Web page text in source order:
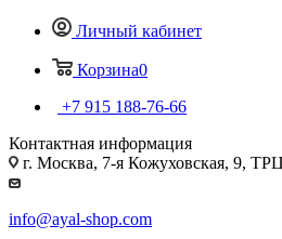
Личный кабинет
Корзина0
+7 915 188-76-66
Контактная информация
г. Москва, 7-я Кожуховская, 9,
info@ayal-shop.com